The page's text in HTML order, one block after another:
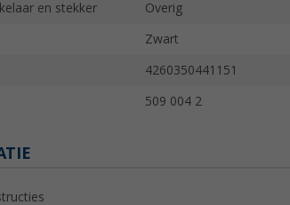
en stekker Overig
Zwart
4260350441151
509 004 2